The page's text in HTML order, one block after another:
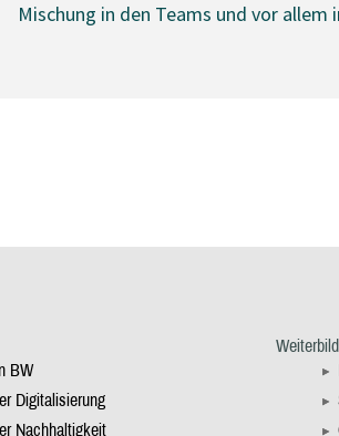
Mischung in den Teams und vor
BW
Digitalisierung
Nachhaltigkeit